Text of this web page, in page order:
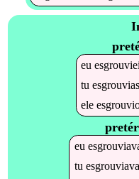
euesgrouviei
tu
ele
eu
tu